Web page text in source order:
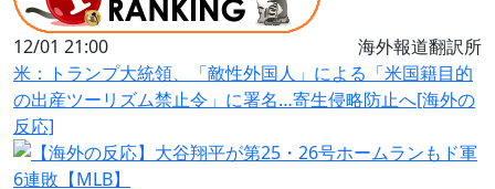
12/01 21:00
海外報道翻訳所
米：トランプ大統領、「敵性外国人」による「米国籍目的
の出産ツーリズム禁止令」に署名…寄生侵略防止へ[海外の
反応]